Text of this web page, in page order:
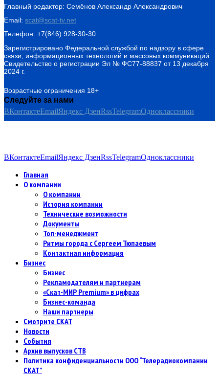
Главный редактор: Семёнов Александр Александрович
Email: scat@scat-tv.net
Телефон: +7(846) 928-30-30
Зарегистрировано Федеральной службой по надзору в сфере
связи, информационных технологий и массовых коммуникаций.
Свидетельство о регистрации Эл № ФС77-88837 от 13 декабря
2024 г.
Возрастные ограничения 18+
Следуйте за нами
ВКонтактеEmailЯндекс ДзенRssTelegramОдноклассники
ВКонтактеEmailЯндекс ДзенRssTelegramОдноклассники
Главная
О компании
О компании
История компании
Технические возможности
Документы
Топ-менеджмент
Ритмы города с Сергеем Тюпаевым
Контактная информация
Бизнес
Бизнес
Рекламодателям и партнерам
«Скат-МИР Premium» в цифрах
Бизнес-команда
Наши партнеры
Смотрите СКАТ
Новости
События
Архив выпусков СТВ
Политика конфиденциальности ООО “Телерадиокомпании
СКАТ”